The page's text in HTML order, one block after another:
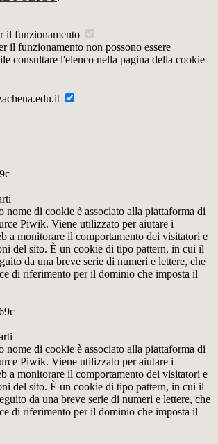
il funzionamento
il funzionamento non possono essere
consultare l'elenco nella pagina della cookie
nome di cookie è associato alla piattaforma di
Piwik. Viene utilizzato per aiutare i
a monitorare il comportamento dei visitatori e
del sito. È un cookie di tipo pattern, in cui il
da una breve serie di numeri e lettere, che
di riferimento per il dominio che imposta il
nome di cookie è associato alla piattaforma di
Piwik. Viene utilizzato per aiutare i
a monitorare il comportamento dei visitatori e
del sito. È un cookie di tipo pattern, in cui il
da una breve serie di numeri e lettere, che
di riferimento per il dominio che imposta il